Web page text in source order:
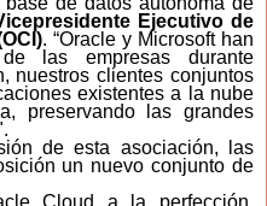
Ejecutivo de
. “Oracle y Microsoft han
las empresas durante
nuestros clientes conjuntos
existentes a la nube
preservando las grandes
de esta asociación, las
un nuevo conjunto de
Cloud a la perfección,